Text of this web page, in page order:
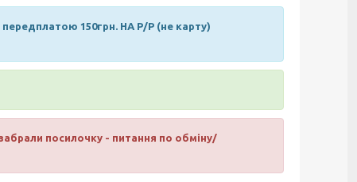
150грн. НА Р/Р (не карту)
посилочку - питання по обміну/